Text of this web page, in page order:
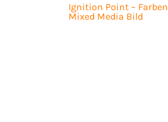
Ignition Point –
Mixed Media Bild